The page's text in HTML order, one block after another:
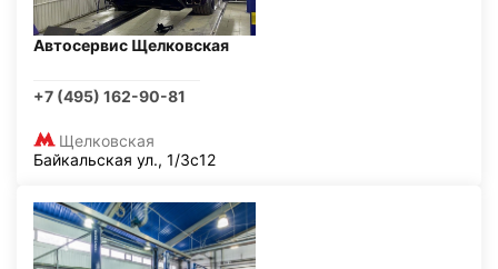
Автосервис Щелковская
+7 (495) 162-90-81
Щелковская
Байкальская ул., 1/3с12